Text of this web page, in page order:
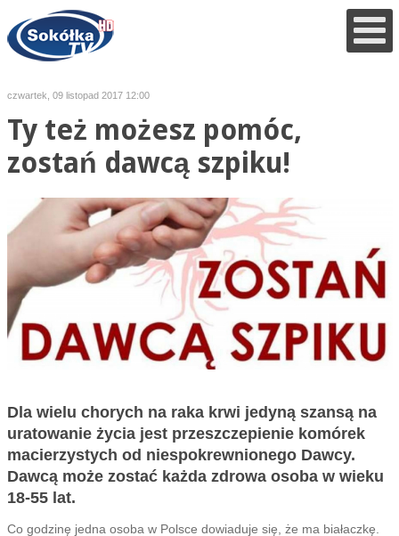
czwartek, 09 listopad 2017 12:00
Ty też możesz pomóc,
zostań dawcą szpiku!
Dla wielu chorych na raka krwi jedyną szansą na
uratowanie życia jest przeszczepienie komórek
macierzystych od niespokrewnionego Dawcy.
Dawcą może zostać każda zdrowa osoba w wieku
18-55 lat.
Co godzinę jedna osoba w Polsce dowiaduje się, że ma białaczkę.